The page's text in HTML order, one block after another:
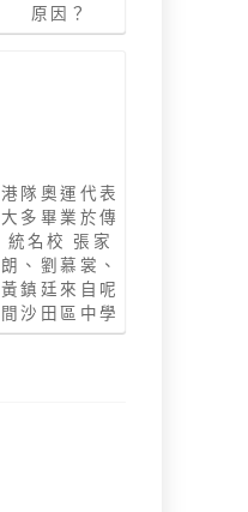
原因？
港隊奧運代表
大多畢業於傳
統名校 張家
朗、劉慕裳、
黃鎮廷來自呢
間沙田區中學